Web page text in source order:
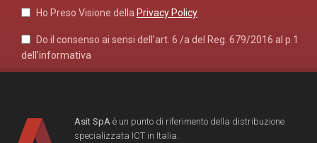
Ho Preso Visione della Privacy Policy
Do il consenso ai sensi dell’art. 6 /a del Reg. 679/2016 al p.1
dell’informativa
Asit SpA è un punto di riferimento della distribuzione
specializzata ICT in Italia.